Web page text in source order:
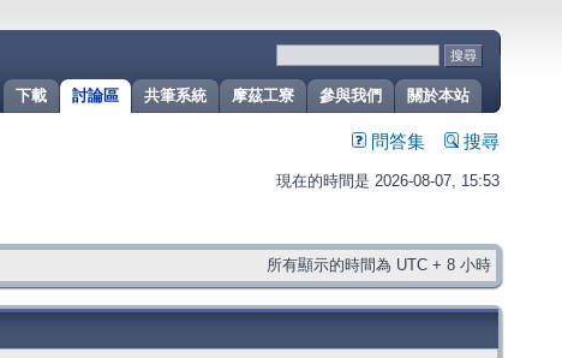
關於本站
參與我們
摩茲工寮
共筆系統
討論區
下載
問答集 搜尋
現在的時間是 2026-08-07, 15:53
所有顯示的時間為 UTC + 8 小時